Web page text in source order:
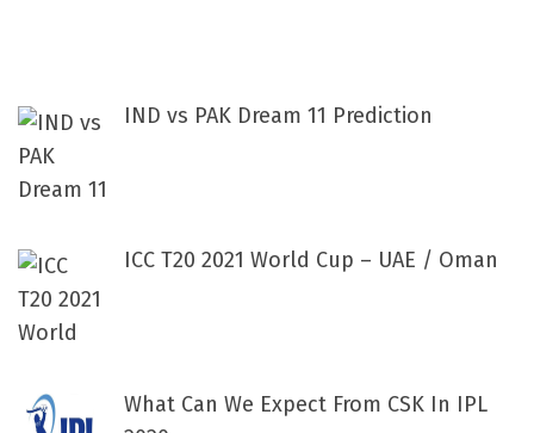
IND vs PAK Dream 11 Prediction
ICC T20 2021 World Cup – UAE / Oman
What Can We Expect From CSK In IPL